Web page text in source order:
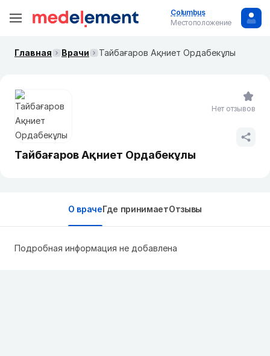
Columbus
Местоположение
Главная Врачи Тайбағаров Ақниет Ордабекұлы
Тайбағаров Ақниет Ордабекұлы
Нет отзывов
О врачеГде принимаетОтзывы
Подробная информация не добавлена